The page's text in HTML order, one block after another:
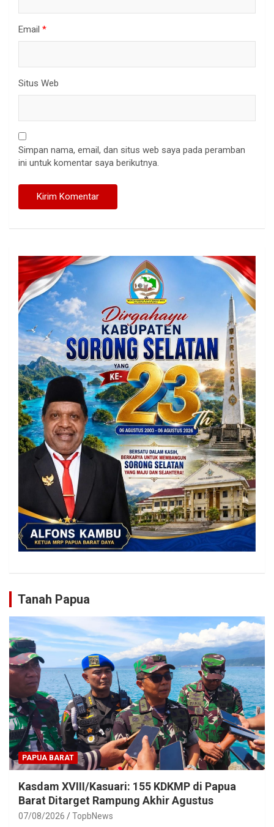
Email *
Situs Web
Simpan nama, email, dan situs web saya pada peramban
ini untuk komentar saya berikutnya.
Tanah Papua
PAPUA BARAT
Kasdam XVIII/Kasuari: 155 KDKMP di Papua
Barat Ditarget Rampung Akhir Agustus
07/08/2026 TopbNews